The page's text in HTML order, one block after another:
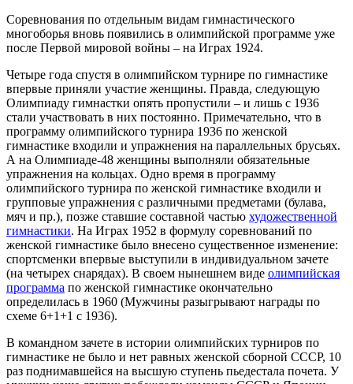
Соревнования по отдельным видам гимнастического
многоборья вновь появились в олимпийской программе уже
после Первой мировой войны – на Играх 1924.
Четыре года спустя в олимпийском турнире по гимнастике
впервые приняли участие женщины. Правда, следующую
Олимпиаду гимнастки опять пропустили – и лишь с 1936
стали участвовать в них постоянно. Примечательно, что в
программу олимпийского турнира 1936 по женской
гимнастике входили и упражнения на параллельных брусьях.
А на Олимпиаде-48 женщины выполняли обязательные
упражнения на кольцах. Одно время в программу
олимпийского турнира по женской гимнастике входили и
групповые упражнения с различными предметами (булава,
мяч и пр.), позже ставшие составной частью художественной
гимнастики. На Играх 1952 в формулу соревнований по
женской гимнастике было внесено существенное изменение:
спортсменки впервые выступили в индивидуальном зачете
(на четырех снарядах). В своем нынешнем виде олимпийская
программа по женской гимнастике окончательно
определилась в 1960 (Мужчины разыгрывают награды по
схеме 6+1+1 с 1936).
В командном зачете в истории олимпийских турниров по
гимнастике не было и нет равных женской сборной СССР, 10
раз поднимавшейся на высшую ступень пьедестала почета. У